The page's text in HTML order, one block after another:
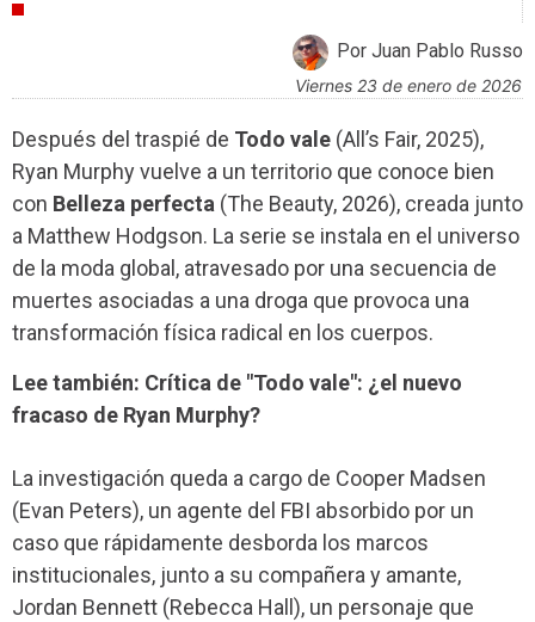
Por Juan Pablo Russo
viernes 23 de enero de 2026
Después del traspié de Todo vale (All’s Fair, 2025),
Ryan Murphy vuelve a un territorio que conoce bien
con Belleza perfecta (The Beauty, 2026), creada junto
a Matthew Hodgson. La serie se instala en el universo
de la moda global, atravesado por una secuencia de
muertes asociadas a una droga que provoca una
transformación física radical en los cuerpos.
Lee también: Crítica de "Todo vale": ¿el nuevo
fracaso de Ryan Murphy?
La investigación queda a cargo de Cooper Madsen
(Evan Peters), un agente del FBI absorbido por un
caso que rápidamente desborda los marcos
institucionales, junto a su compañera y amante,
Jordan Bennett (Rebecca Hall), un personaje que